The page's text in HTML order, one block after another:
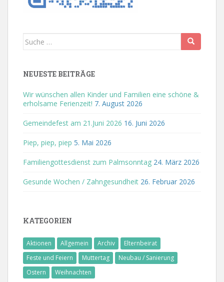
Suche
NEUESTE BEITRÄGE
Wir wünschen allen Kinder und Familien eine schöne &
erholsame Ferienzeit! 7. August 2026
Gemeindefest am 21.Juni 2026 16. Juni 2026
Piep, piep, piep 5. Mai 2026
Familiengottesdienst zum Palmsonntag 24. März 2026
Gesunde Wochen / Zahngesundheit 26. Februar 2026
KATEGORIEN
Aktionen Allgemein Archiv
Elternbeirat
Feste und Feiern
Muttertag
Neubau / Sanierung
Ostern
Weihnachten